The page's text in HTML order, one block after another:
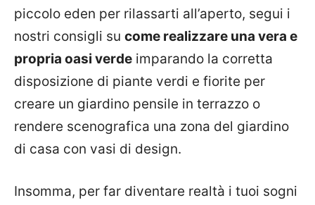
piccolo eden per rilassarti all’aperto, segui i
nostri consigli su come realizzare una vera e
propria oasi verde imparando la corretta
disposizione di piante verdi e fiorite per
creare un giardino pensile in terrazzo o
rendere scenografica una zona del giardino
di casa con vasi di design.
Insomma, per far diventare realtà i tuoi sogni